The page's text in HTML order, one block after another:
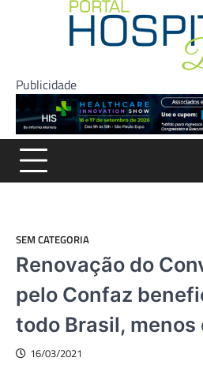
Publicidade
SEM CATEGORIA
Renovação do
pelo Confaz
todo Brasil, menos
16/03/2021